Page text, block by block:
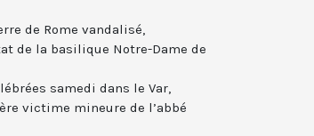
de Rome vandalisé,
de la basilique Notre-Dame de
samedi dans le Var,
victime mineure de l’abbé